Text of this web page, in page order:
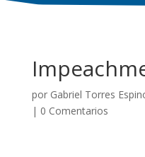
por Gabriel Torres
| 0 Comentarios